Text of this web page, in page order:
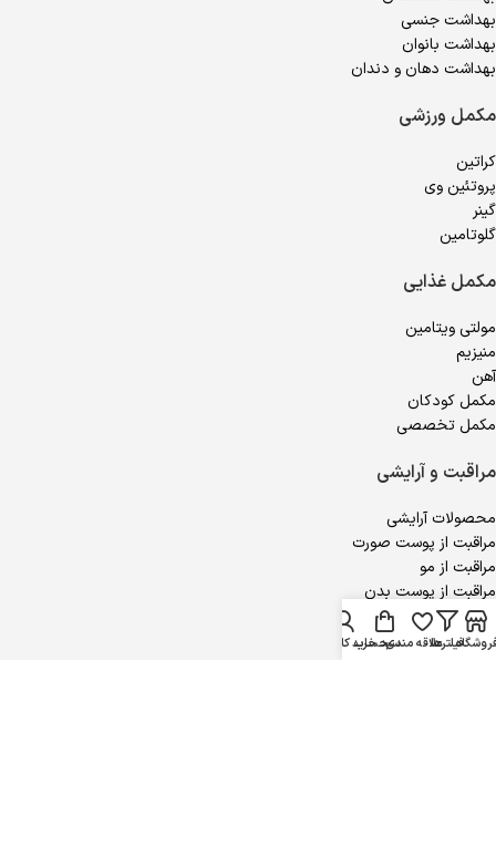
بهداشت جنسی
بهداشت بانوان
بهداشت دهان و دندان
مکمل ورزشی
کراتین
پروتئین وی
گینر
گلوتامین
مکمل غذایی
مولتی ویتامین
منیزیم
آهن
مکمل کودکان
مکمل تخصصی
مراقبت و آرایشی
محصولات آرایشی
مراقبت از پوست صورت
مراقبت از مو
مراقبت از پوست بدن
محصولات جنسی
فیلترهاعلاقه مندیسبد خرید
حساب کاربری من